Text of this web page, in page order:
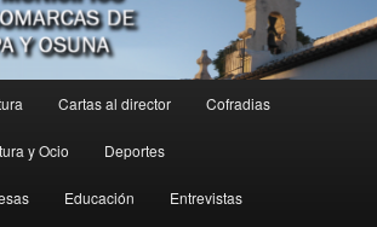
Cartas al director Cofradias
y Ocio Deportes
Educación Entrevistas